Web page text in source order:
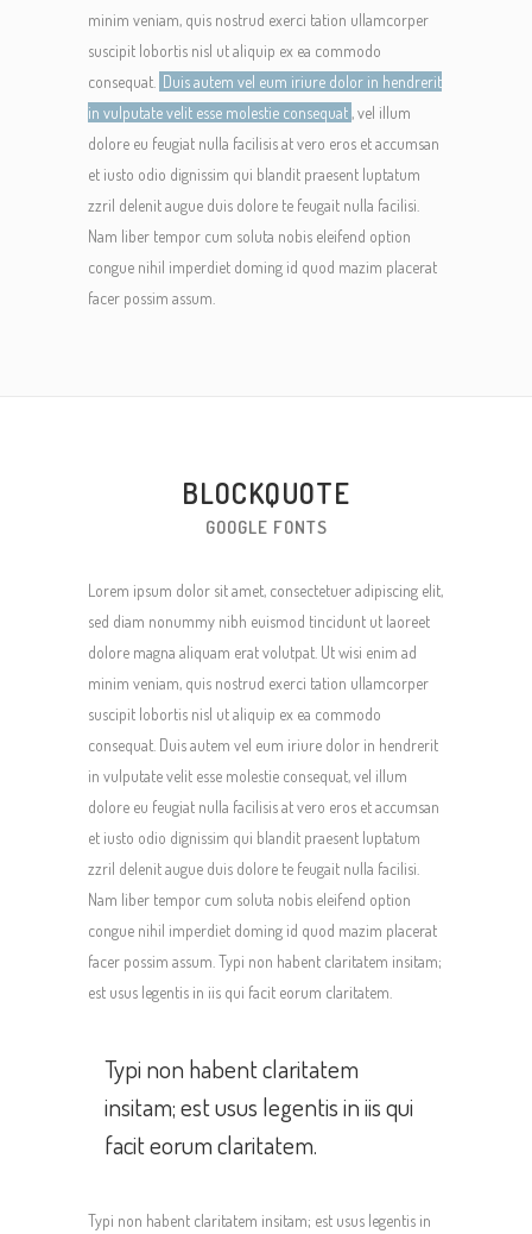
minim veniam, quis nostrud exerci tation ullamcorper
suscipit lobortis nisl ut aliquip ex ea commodo
consequat. Duis autem vel eum iriure dolor in hendrerit
in vulputate velit esse molestie consequat, vel illum
dolore eu feugiat nulla facilisis at vero eros et accumsan
et iusto odio dignissim qui blandit praesent luptatum
zzril delenit augue duis dolore te feugait nulla facilisi.
Nam liber tempor cum soluta nobis eleifend option
congue nihil imperdiet doming id quod mazim placerat
facer possim assum.
BLOCKQUOTE
GOOGLE FONTS
Lorem ipsum dolor sit amet, consectetuer adipiscing elit,
sed diam nonummy nibh euismod tincidunt ut laoreet
dolore magna aliquam erat volutpat. Ut wisi enim ad
minim veniam, quis nostrud exerci tation ullamcorper
suscipit lobortis nisl ut aliquip ex ea commodo
consequat. Duis autem vel eum iriure dolor in hendrerit
in vulputate velit esse molestie consequat, vel illum
dolore eu feugiat nulla facilisis at vero eros et accumsan
et iusto odio dignissim qui blandit praesent luptatum
zzril delenit augue duis dolore te feugait nulla facilisi.
Nam liber tempor cum soluta nobis eleifend option
congue nihil imperdiet doming id quod mazim placerat
facer possim assum. Typi non habent claritatem insitam;
est usus legentis in iis qui facit eorum claritatem.
Typi non habent claritatem
insitam; est usus legentis in iis qui
facit eorum claritatem.
Typi non habent claritatem insitam; est usus legentis in